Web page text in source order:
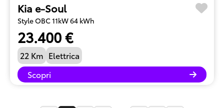
Kia e-Soul
Style OBC 11kW 64 kWh
23.400 €
22 Km Elettrica
Scopri